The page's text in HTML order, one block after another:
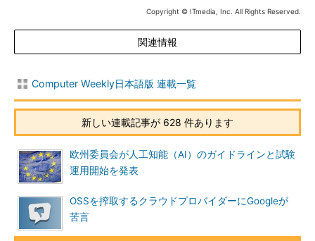
Copyright © ITmedia, Inc. All Rights Reserved.
関連情報
Computer Weekly日本語版 連載一覧
新しい連載記事が 628 件あります
欧州委員会が人工知能（AI）のガイドラインと試験
運用開始を発表
OSSを搾取するクラウドプロバイダーにGoogleが
苦言